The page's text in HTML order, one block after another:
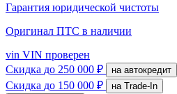
Гарантия юридической чистоты
Оригинал ПТС в наличии
vin VIN проверен
Скидка до 250 000 ₽ на автокредит
Скидка до 150 000 ₽
на Trade-In